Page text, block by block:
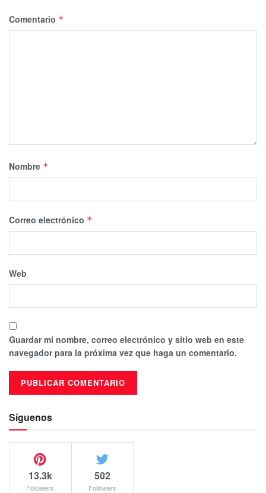
Comentario *
Nombre *
Correo electrónico *
Web
Guardar mi nombre, correo electrónico y sitio web en este
navegador para la próxima vez que haga un comentario.
Síguenos
13.3k
Followers
502
Followers